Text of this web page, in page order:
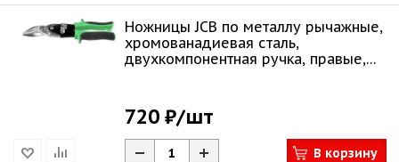
Ножницы JCB по металлу рычажные,
хромованадиевая сталь,
двухкомпонентная ручка, правые,
720 ₽/шт
В корзину